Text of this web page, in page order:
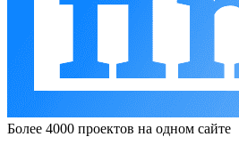
Более 4000 проектов на одном сайте